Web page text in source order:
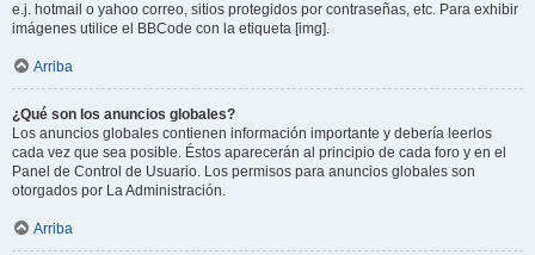
e.j. hotmail o yahoo correo, sitios protegidos por contraseñas, etc. Para exhibir
imágenes utilice el BBCode con la etiqueta [img].
Arriba
¿Qué son los anuncios globales?
Los anuncios globales contienen información importante y debería leerlos
cada vez que sea posible. Éstos aparecerán al principio de cada foro y en el
Panel de Control de Usuario. Los permisos para anuncios globales son
otorgados por La Administración.
Arriba